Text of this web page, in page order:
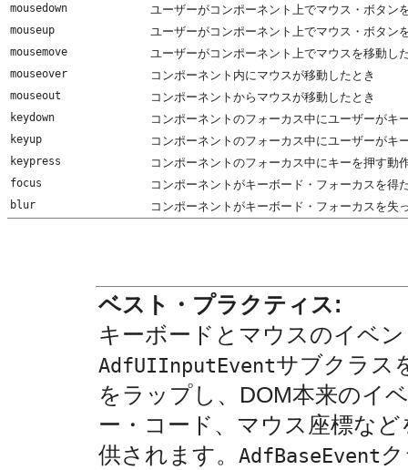
mousedown ユーザーがコンポーネント上でマウス・ボタン
mouseup ユーザーがコンポーネント上でマウス・ボタン
mousemove ユーザーがコンポーネント上でマウスを移動し
mouseover コンポーネント内にマウスが移動したとき
mouseout コンポーネントからマウスが移動したとき
keydown コンポーネントのフォーカス中にユーザーがキ
keyup コンポーネントのフォーカス中にユーザーがキ
keypress コンポーネントのフォーカス中にキーを押す動
focus コンポーネントがキーボード・フォーカスを得
blur コンポーネントがキーボード・フォーカスを失
ベスト・プラクティス:
キーボードとマウスのイベ
AdfUIInputEventサブクラス
をラップし、DOM本来のイ
ー・コード、マウス座標な
供されます。 AdfBaseEvent